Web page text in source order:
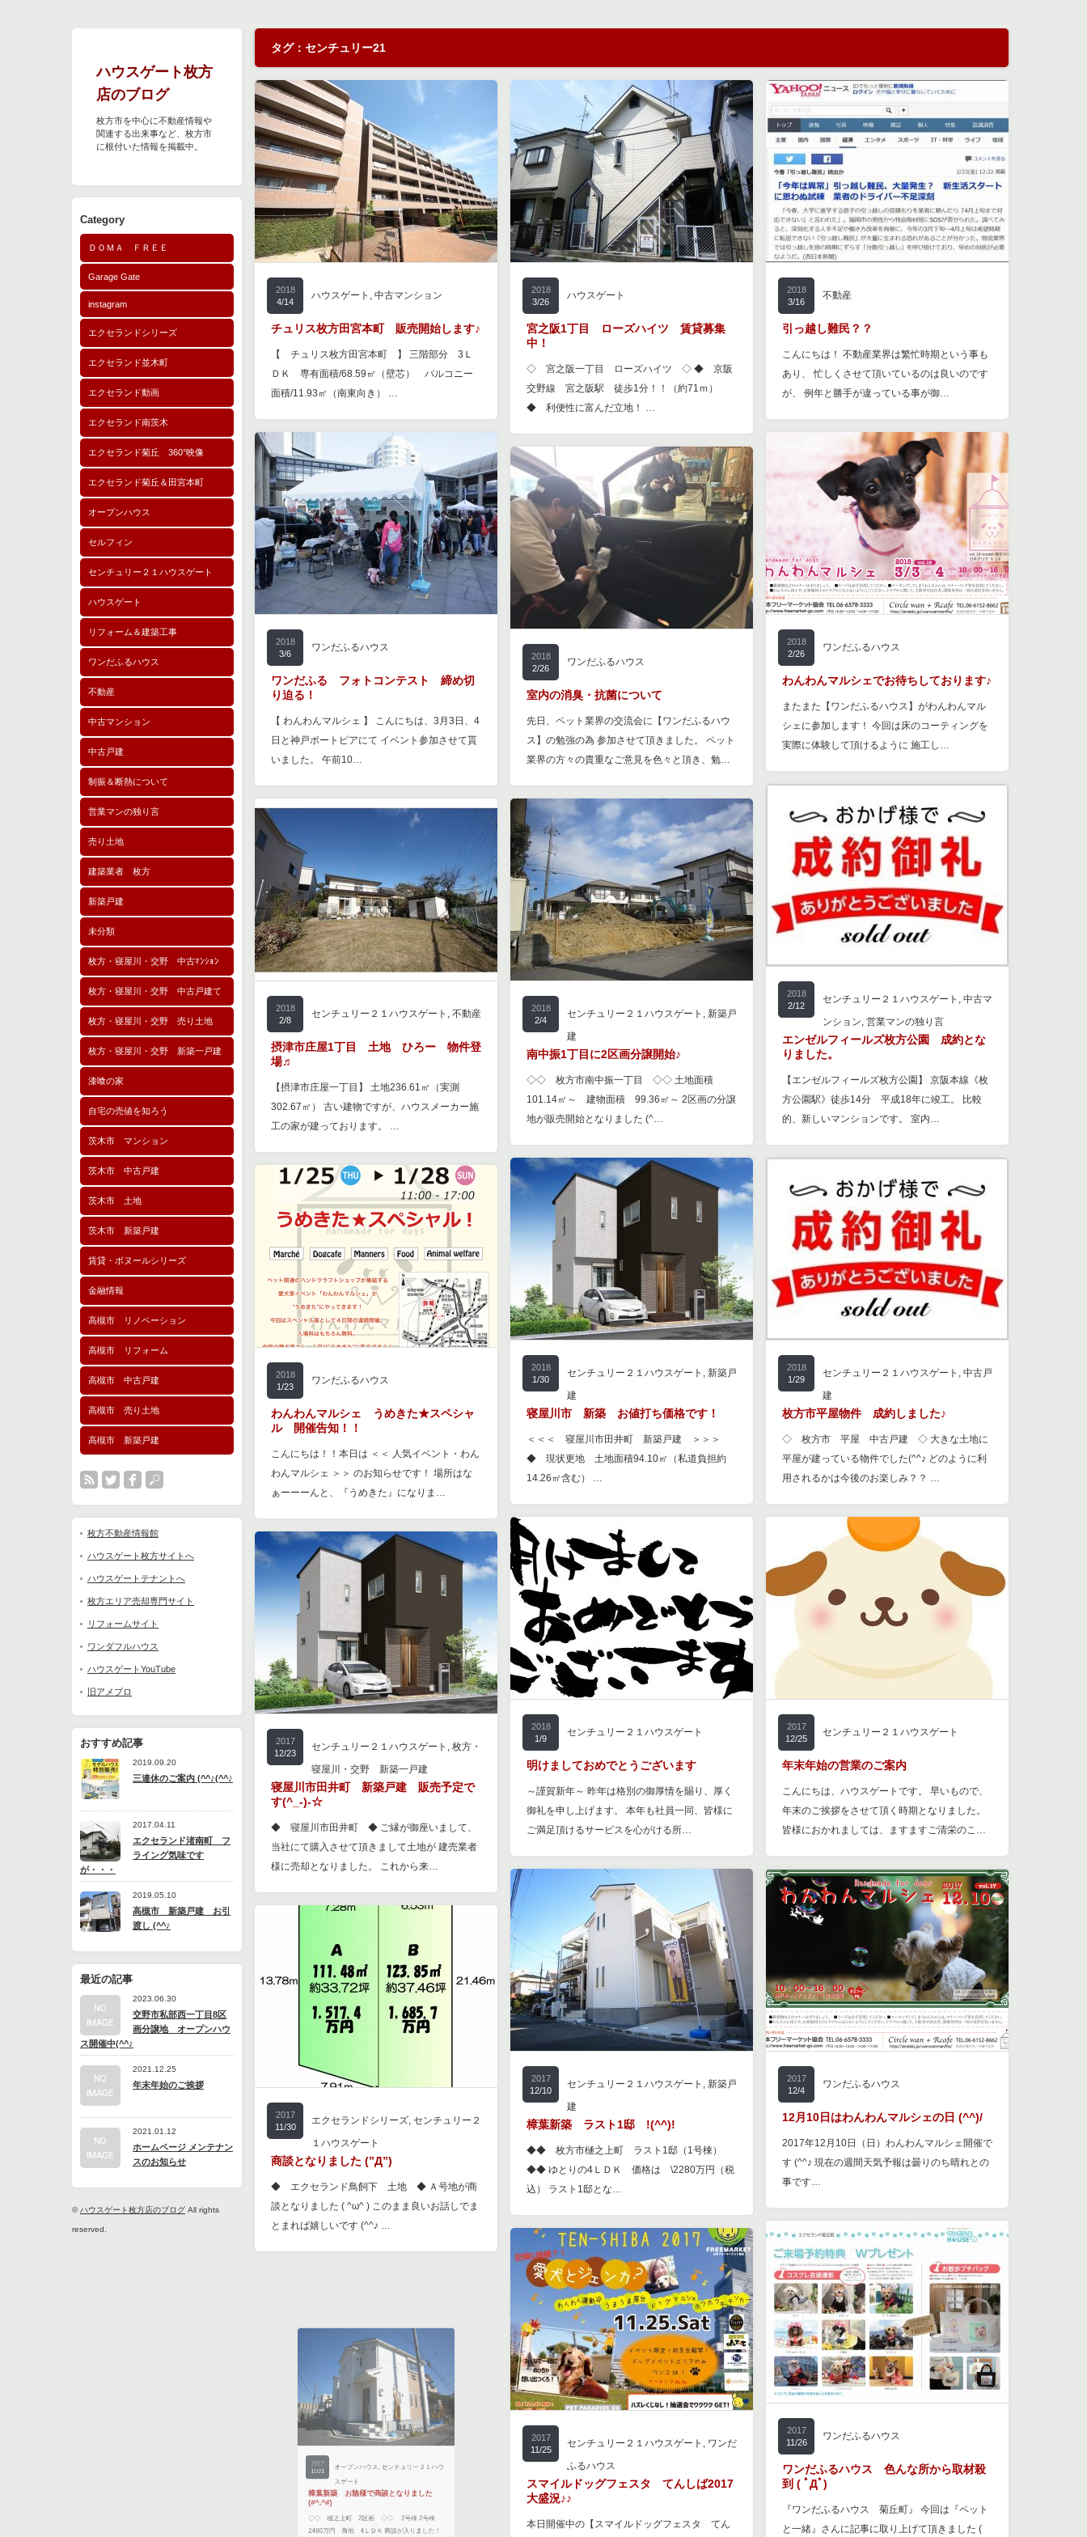
ハウスゲート枚方
店のブログ
枚方市を中心に不動産情報や
関連する出来事など、枚方市
に根付いた情報を掲載中。
Category
ＤＯＭＡ ＦＲＥＥ
Garage Gate
instagram
エクセランドシリーズ
エクセランド並木町
エクセランド動画
エクセランド南茨木
エクセランド菊丘 360°映像
エクセランド菊丘＆田宮本町
オープンハウス
セルフィン
センチュリー２１ハウスゲート
ハウスゲート
リフォーム＆建築工事
ワンだふるハウス
不動産
中古マンション
中古戸建
制振＆断熱について
営業マンの独り言
売り土地
建築業者 枚方
新築戸建
未分類
枚方・寝屋川・交野 中古ﾏﾝｼｮﾝ
枚方・寝屋川・交野 中古戸建て
枚方・寝屋川・交野 売り土地
枚方・寝屋川・交野 新築一戸建
漆喰の家
自宅の売値を知ろう
茨木市 マンション
茨木市 中古戸建
茨木市 土地
茨木市 新築戸建
賃貸・ボヌールシリーズ
金融情報
高槻市 リノベーション
高槻市 リフォーム
高槻市 中古戸建
高槻市 売り土地
高槻市 新築戸建
枚方不動産情報館
ハウスゲート枚方サイトへ
ハウスゲートテナントへ
枚方エリア売却専門サイト
リフォームサイト
ワンダフルハウス
ハウスゲートYouTube
旧アメブロ
おすすめ記事
2019.09.20
三連休のご案内 (^^♪(^^♪
2017.04.11
エクセランド渚南町 フ
ライング気味です
が・・・
2019.05.10
高槻市 新築戸建 お引
渡し (^^♪
最近の記事
2023.06.30
交野市私部西一丁目8区
画分譲地 オープンハウ
ス開催中(^^♪
2021.12.25
年末年始のご挨拶
2021.01.12
ホームページ メンテナン
スのお知らせ
©ハウスゲート枚方店のブログ All rights
reserved.
タグ：センチュリー21
2018
4/14
ハウスゲート , 中古マンション
チュリス枚方田宮本町 販売開始します♪
【 チュリス枚方田宮本町 】 三階部分 3Ｌ
ＤＫ 専有面積/68.59㎡（壁芯） バルコニー
面積/11.93㎡（南東向き） …
2018
3/26
ハウスゲート
宮之阪1丁目 ローズハイツ 賃貸募集
中！
◇ 宮之阪一丁目 ローズハイツ ◇ ◆ 京阪
交野線 宮之阪駅 徒歩1分！！（約71ｍ）
◆ 利便性に富んだ立地！ …
2018
3/16
不動産
引っ越し難民？？
こんにちは！ 不動産業界は繁忙時期という事も
あり、 忙しくさせて頂いているのは良いのです
が、 例年と勝手が違っている事が御…
2018
3/6
ワンだふるハウス
ワンだふる フォトコンテスト 締め切
り迫る！
【 わんわんマルシェ 】 こんにちは、3月3日、4
日と神戸ポートピアにて イベント参加させて貰
いました。 午前10…
2018
2/26
ワンだふるハウス
わんわんマルシェでお待ちしております♪
またまた【ワンだふるハウス】がわんわんマル
シェに参加します！ 今回は床のコーティングを
実際に体験して頂けるように 施工し…
2018
2/26
ワンだふるハウス
室内の消臭・抗菌について
先日、ペット業界の交流会に【ワンだふるハウ
ス】の勉強の為 参加させて頂きました。 ペット
業界の方々の貴重なご意見を色々と頂き、勉…
2018
2/12
センチュリー２１ハウスゲート , 中古マ
ンション, 営業マンの独り言
エンゼルフィールズ枚方公園 成約とな
りました。
【エンゼルフィールズ枚方公園】 京阪本線《枚
方公園駅》徒歩14分 平成18年に竣工。 比較
的、新しいマンションです。 室内…
2018
2/8
センチュリー２１ハウスゲート , 不動産
摂津市庄屋1丁目 土地 ひろー 物件登
場♬
【摂津市庄屋一丁目】 土地236.61㎡（実測
302.67㎡） 古い建物ですが、ハウスメーカー施
工の家が建っております。 …
2018
2/4
センチュリー２１ハウスゲート , 新築戸
建
南中振1丁目に2区画分譲開始♪
◇◇ 枚方市南中振一丁目 ◇◇ 土地面積
101.14㎡～ 建物面積 99.36㎡～ 2区画の分譲
地が販売開始となりました (^…
2018
1/30
センチュリー２１ハウスゲート , 新築戸
建
寝屋川市 新築 お値打ち価格です！
＜＜＜ 寝屋川市田井町 新築戸建 ＞＞＞
◆ 現状更地 土地面積94.10㎡（私道負担約
14.26㎡含む） …
2018
1/29
センチュリー２１ハウスゲート , 中古戸
建
枚方市平屋物件 成約しました♪
◇ 枚方市 平屋 中古戸建 ◇ 大きな土地に
平屋が建っている物件でした(^^♪ どのように利
用されるかは今後のお楽しみ？？ …
2018
1/23
ワンだふるハウス
わんわんマルシェ うめきた★スペシャ
ル 開催告知！！
こんにちは！！本日は ＜＜ 人気イベント・わん
わんマルシェ ＞＞ のお知らせです！ 場所はな
ぁーーーんと、『うめきた』になりま…
2018
1/9
センチュリー２１ハウスゲート
明けましておめでとうございます
～謹賀新年～ 昨年は格別の御厚情を賜り、厚く
御礼を申し上げます。 本年も社員一同、皆様に
ご満足頂けるサービスを心がける所…
2017
12/25
センチュリー２１ハウスゲート
年末年始の営業のご案内
こんにちは、ハウスゲートです。 早いもので、
年末のご挨拶をさせて頂く時期となりました。
皆様におかれましては、ますますご清栄のこ…
2017
12/23
センチュリー２１ハウスゲート , 枚方・
寝屋川・交野 新築一戸建
寝屋川市田井町 新築戸建 販売予定で
す(^_-)-☆
◆ 寝屋川市田井町 ◆ ご縁が御座いまして、
当社にて購入させて頂きまして土地が 建売業者
様に売却となりました。 これから来…
2017
12/10
センチュリー２１ハウスゲート , 新築戸
建
樟葉新築 ラスト1邸 !(^^)!
◆◆ 枚方市樋之上町 ラスト1邸（1号棟）
◆◆ ゆとりの4ＬＤＫ 価格は \2280万円（税
込） ラスト1邸とな…
2017
12/4
ワンだふるハウス
12月10日はわんわんマルシェの日 (^^)/
2017年12月10日（日）わんわんマルシェ開催で
す (^^♪ 現在の週間天気予報は曇りのち晴れとの
事です…
2017
11/30
エクセランドシリーズ, センチュリー２
１ハウスゲート
商談となりました (”Д”)
◆ エクセランド鳥飼下 土地 ◆ Ａ号地が商
談となりました ( ^ω^ ) このまま良いお話しでま
とまれば嬉しいです (^^♪ …
2017
11/26
ワンだふるハウス
ワンだふるハウス 色んな所から取材殺
到 ( ﾟДﾟ)
『ワンだふるハウス 菊丘町』 今回は『ペット
と一緒』さんに記事に取り上げて頂きました (
2017
11/25
センチュリー２１ハウスゲート , ワンだ
ふるハウス
スマイルドッグフェスタ てんしば2017
大盛況♪♪
本日開催中の【スマイルドッグフェスタ てん
オープンハウス
スゲート
樟葉新築 お陰様で商談となりました